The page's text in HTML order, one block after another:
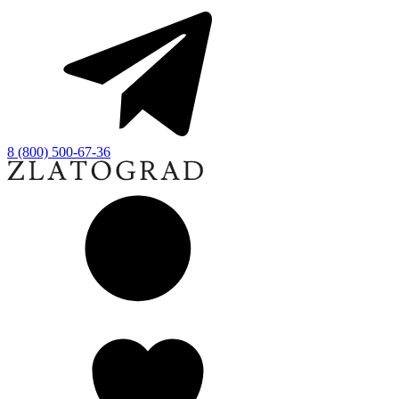
8 (800) 500-67-36